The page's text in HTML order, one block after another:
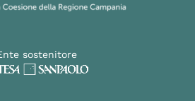
sostenitore